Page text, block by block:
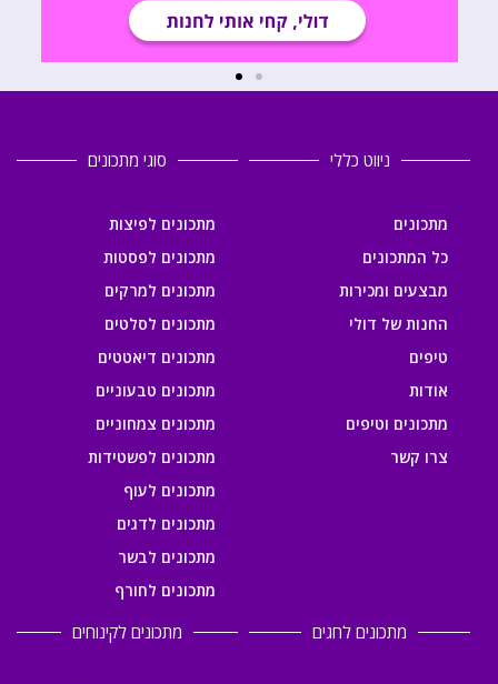
ניווט כללי
מתכונים
כל המתכונים
מבצעים ומכירות
החנות של דולי
טיפים
אודות
מתכונים וטיפים
צרו קשר
סוגי מתכונים
מתכונים לפיצות
מתכונים לפסטות
מתכונים למרקים
מתכונים לסלטים
מתכונים דיאטטים
מתכונים טבעוניים
מתכונים צמחוניים
מתכונים לפשטידות
מתכונים לעוף
מתכונים לדגים
מתכונים לבשר
מתכונים לחורף
מתכונים לחגים מתכונים לקינוחים